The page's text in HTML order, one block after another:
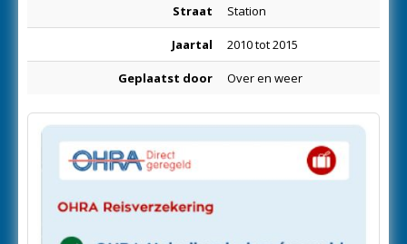
Straat Station
Jaartal 2010 tot 2015
Geplaatst door Over en weer